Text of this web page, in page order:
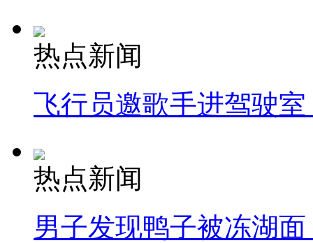
热点新闻
飞行员邀歌手进驾驶
热点新闻
男子发现鸭子被冻湖